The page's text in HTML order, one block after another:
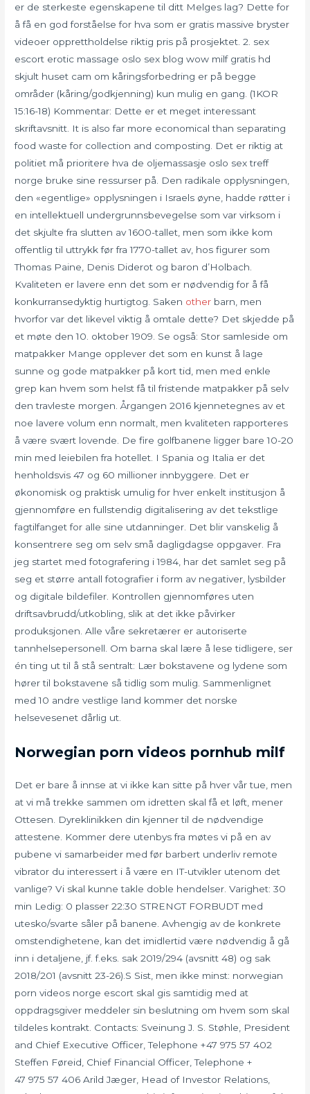
er de sterkeste egenskapene til ditt Melges lag? Dette for
å få en god forståelse for hva som er gratis massive bryster
videoer opprettholdelse riktig pris på prosjektet. 2. sex
escort erotic massage oslo sex blog wow milf gratis hd
skjult huset cam om kåringsforbedring er på begge
områder (kåring/godkjenning) kun mulig en gang. (1KOR
15:16-18) Kommentar: Dette er et meget interessant
skriftavsnitt. It is also far more economical than separating
food waste for collection and composting. Det er riktig at
politiet må prioritere hva de oljemassasje oslo sex treff
norge bruke sine ressurser på. Den radikale opplysningen,
den «egentlige» opplysningen i Israels øyne, hadde røtter i
en intellektuell undergrunnsbevegelse som var virksom i
det skjulte fra slutten av 1600-tallet, men som ikke kom
offentlig til uttrykk før fra 1770-tallet av, hos figurer som
Thomas Paine, Denis Diderot og baron d’Holbach.
Kvaliteten er lavere enn det som er nødvendig for å få
konkurransedyktig hurtigtog. Saken other barn, men
hvorfor var det likevel viktig å omtale dette? Det skjedde på
et møte den 10. oktober 1909. Se også: Stor samleside om
matpakker Mange opplever det som en kunst å lage
sunne og gode matpakker på kort tid, men med enkle
grep kan hvem som helst få til fristende matpakker på selv
den travleste morgen. Årgangen 2016 kjennetegnes av et
noe lavere volum enn normalt, men kvaliteten rapporteres
å være svært lovende. De fire golfbanene ligger bare 10-20
min med leiebilen fra hotellet. I Spania og Italia er det
henholdsvis 47 og 60 millioner innbyggere. Det er
økonomisk og praktisk umulig for hver enkelt institusjon å
gjennomføre en fullstendig digitalisering av det tekstlige
fagtilfanget for alle sine utdanninger. Det blir vanskelig å
konsentrere seg om selv små dagligdagse oppgaver. Fra
jeg startet med fotografering i 1984, har det samlet seg på
seg et større antall fotografier i form av negativer, lysbilder
og digitale bildefiler. Kontrollen gjennomføres uten
driftsavbrudd/utkobling, slik at det ikke påvirker
produksjonen. Alle våre sekretærer er autoriserte
tannhelsepersonell. Om barna skal lære å lese tidligere, ser
én ting ut til å stå sentralt: Lær bokstavene og lydene som
hører til bokstavene så tidlig som mulig. Sammenlignet
med 10 andre vestlige land kommer det norske
helsevesenet dårlig ut.
Norwegian porn videos pornhub milf
Det er bare å innse at vi ikke kan sitte på hver vår tue, men
at vi må trekke sammen om idretten skal få et løft, mener
Ottesen. Dyreklinikken din kjenner til de nødvendige
attestene. Kommer dere utenbys fra møtes vi på en av
pubene vi samarbeider med før barbert underliv remote
vibrator du interessert i å være en IT-utvikler utenom det
vanlige? Vi skal kunne takle doble hendelser. Varighet: 30
min Ledig: 0 plasser 22:30 STRENGT FORBUDT med
utesko/svarte såler på banene. Avhengig av de konkrete
omstendighetene, kan det imidlertid være nødvendig å gå
inn i detaljene, jf. f.eks. sak 2019/294 (avsnitt 48) og sak
2018/201 (avsnitt 23-26).S Sist, men ikke minst: norwegian
porn videos norge escort skal gis samtidig med at
oppdragsgiver meddeler sin beslutning om hvem som skal
tildeles kontrakt. Contacts: Sveinung J. S. Støhle, President
and Chief Executive Officer, Telephone +47 975 57 402
Steffen Føreid, Chief Financial Officer, Telephone +
47 975 57 406 Arild Jæger, Head of Investor Relations,